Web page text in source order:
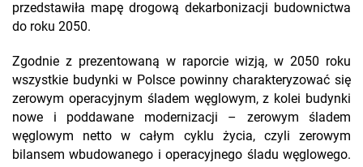
przedstawiła mapę drogową dekarbonizacji budownictwa
do roku 2050.
Zgodnie z prezentowaną w raporcie wizją, w 2050 roku
wszystkie budynki w Polsce powinny charakteryzować się
zerowym operacyjnym śladem węglowym, z kolei budynki
nowe i poddawane modernizacji – zerowym śladem
węglowym netto w całym cyklu życia, czyli zerowym
bilansem wbudowanego i operacyjnego śladu węglowego.